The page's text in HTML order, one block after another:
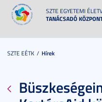
SZTE EGYETEMI
TANÁCSADÓ
SZTE EÉTK Hírek